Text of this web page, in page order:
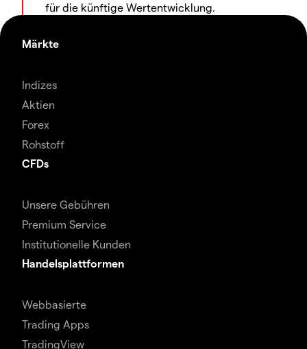
für die künftige Wertentwicklung.
Märkte
Indizes
Aktien
Forex
Rohstoff
CFDs
Unsere Gebühren
Premium Service
Institutionelle Kunden
Handelsplattformen
Webbasierte
Trading Apps
TradingView